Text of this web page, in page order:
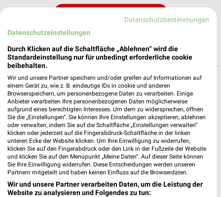
Weitere HKL BAUMASCHINEN Geschäfte
mit Angeboten in und um Stuhr
2 Geschäfte und Orte
HKL BAUMASCHINEN Angebote in Oldenburg
Oldenburg, Deutschland
352,55 km
Datenschutzbestimmungen
Datenschutzeinstellungen
Durch Klicken auf die Schaltfläche „Ablehnen“ wird die
Standardeinstellung nur für unbedingt erforderliche cookie
beibehalten.
Wir und unsere Partner speichern und/oder greifen auf Informationen auf
einem Gerät zu, wie z. B. eindeutige IDs in cookie und anderen
Browserspeichern, um personenbezogene Daten zu verarbeiten. Einige
Anbieter verarbeiten Ihre personenbezogenen Daten möglicherweise
aufgrund eines berechtigten Interesses. Um dem zu widersprechen, öffnen
Sie die „Einstellungen“. Sie können Ihre Einstellungen akzeptieren, ablehnen
oder verwalten, indem Sie auf die Schaltfläche „Einstellungen verwalten“
klicken oder jederzeit auf die Fingerabdruck-Schaltfläche in der linken
unteren Ecke der Website klicken. Um Ihre Einwilligung zu widerrufen,
klicken Sie auf den Fingerabdruck oder den Link in der Fußzeile der Website
und klicken Sie auf den Menüpunkt „Meine Daten“. Auf dieser Seite können
Sie Ihre Einwilligung widerrufen. Diese Entscheidungen werden unseren
Partnern mitgeteilt und haben keinen Einfluss auf die Browserdaten.
Wir und unsere Partner verarbeiten Daten, um die Leistung der
Website zu analysieren und Folgendes zu tun: